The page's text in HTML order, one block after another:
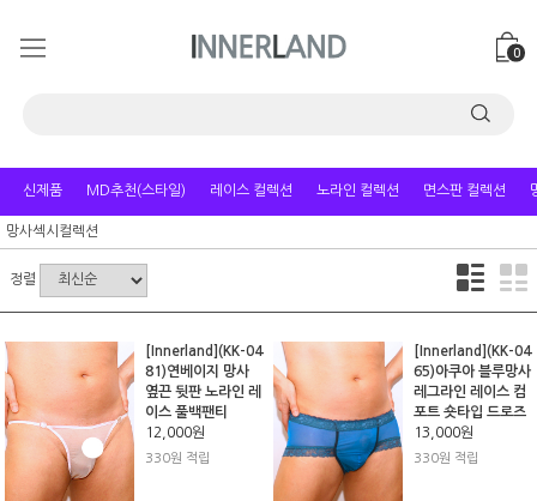
0
신제품 MD추천(스타일) 레이스 컬렉션 노라인 컬렉션 면스판 컬렉션
망사섹시컬렉션
정렬
[Innerland](KK-04
81)연베이지 망사
옆끈 뒷판 노라인 레
이스 풀백팬티
12,000원
330원 적립
[Innerland](KK-04
65)아쿠아 블루망사
레그라인 레이스 컴
포트 숏타입 드로즈
13,000원
330원 적립